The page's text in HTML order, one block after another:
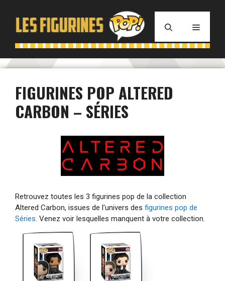
contenu
MENU
FIGURINES POP ALTERED
CARBON – SÉRIES
Retrouvez toutes les 3 figurines pop de la collection
Altered Carbon, issues de l'univers des figurines pop de
Séries. Venez voir lesquelles manquent à votre collection.